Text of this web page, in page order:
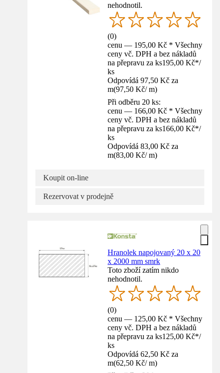
nehodnotil.
(0)
cenu — 195,00 Kč * Všechny
ceny vč. DPH a bez nákladů
na přepravu za ks195,00 Kč*/
ks
Odpovídá 97,50 Kč za
m(97,50 Kč/ m)
Při odběru 20 ks:
cenu — 166,00 Kč * Všechny
ceny vč. DPH a bez nákladů
na přepravu za ks166,00 Kč*/
ks
Odpovídá 83,00 Kč za
m(83,00 Kč/ m)
Koupit on-line
Rezervovat v prodejně
Hranolek napojovaný 20 x 20
x 2000 mm smrk
Toto zboží zatím nikdo
nehodnotil.
(0)
cenu — 125,00 Kč * Všechny
ceny vč. DPH a bez nákladů
na přepravu za ks125,00 Kč*/
ks
Odpovídá 62,50 Kč za
m(62,50 Kč/ m)